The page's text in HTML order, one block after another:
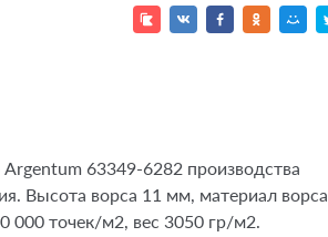
63349-6282 производства
Высота ворса 11 мм, материал ворса
000 точек/м2, вес 3050 гр/м2.